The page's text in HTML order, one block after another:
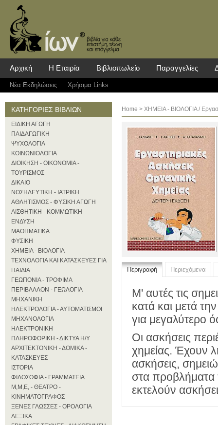
Αρχική Η Εταιρία Βιβλιοπωλείο Παραγγελίες
Νέα Eκδηλώσεις Χρήσιμα Links
ΚΑΤΗΓΟΡΙΕΣ ΒΙΒΛΙΩΝ
ΕΙΔΙΚΗ ΑΓΩΓΗ
ΠΑΙΔΑΓΩΓΙΚΗ
ΨΥΧΟΛΟΓΙΑ
ΚΟΙΝΩΝΙΟΛΟΓΙΑ
ΔΙΟΙΚΗΣΗ - ΟΙΚΟΝΟΜΙΑ -
ΤΟΥΡΙΣΜΟΣ
ΔΙΚΑΙΟ
ΝΟΣΗΛΕΥΤΙΚΗ - ΙΑΤΡΙΚΗ
ΑΘΛΗΤΙΣΜΟΣ - ΦΥΣΙΚΗ ΑΓΩΓΗ
ΑΙΣΘΗΤΙΚΗ - ΚΟΜΜΩΤΙΚΗ -
ΕΝΔΥΣΗ
ΜΑΘΗΜΑΤΙΚΑ
ΦΥΣΙΚΗ
ΧΗΜΕΙΑ - ΒΙΟΛΟΓΙΑ
ΤΕΧΝΟΛΟΓΙΑ ΚΑΙ ΚΑΤΑΣΚΕΥΕΣ ΓΙΑ
ΠΑΙΔΙΑ
ΓΕΩΠΟΝΙΑ - ΤΡΟΦΙΜΑ
ΠΕΡΙΒΑΛΛΟΝ - ΓΕΩΛΟΓΙΑ
ΜΗΧΑΝΙΚΗ
ΗΛΕΚΤΡΟΛΟΓΙΑ - ΑΥΤΟΜΑΤΙΣΜΟΙ
ΜΗΧΑΝΟΛΟΓΙΑ
ΗΛΕΚΤΡΟΝΙΚΗ
ΠΛΗΡΟΦΟΡΙΚΗ - ΔΙΚΤΥΑ Η/Υ
ΑΡΧΙΤΕΚΤΟΝΙΚΗ - ΔΟΜΙΚΑ -
ΚΑΤΑΣΚΕΥΕΣ
ΙΣΤΟΡΙΑ
ΦΙΛΟΣΟΦΙΑ - ΓΡΑΜΜΑΤΕΙΑ
Μ,Μ,Ε, - ΘΕΑΤΡΟ -
ΚΙΝΗΜΑΤΟΓΡΑΦΟΣ
ΞΕΝΕΣ ΓΛΩΣΣΕΣ - ΟΡΟΛΟΓΙΑ
ΛΕΞΙΚΑ
Home > ΧΗΜΕΙΑ - ΒΙΟΛΟΓΙΑ/
Περιγραφή Περιεχόμενα
Μ' αυτές τις
κατά και μετά
για μεγαλύτερο
Οι ασκήσεις
χημείας. Έχουν
ασκήσεις,
στα
εκτελούν